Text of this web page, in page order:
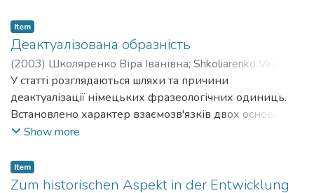
Item
Деактуалізована образність
(2003) Школяренко Віра Іванівна; Shkoliarenko Vira
Ivanivna
У статті розглядаються шляхи та причини
деактуалізації німецьких фразеологічних одиниць.
Встановлено характер взаємозв'язків двох основних
тенденцій розвитку: тенденції до зміни
стабільності.
Show more
Item
Zum historischen Aspekt in der Entwicklung